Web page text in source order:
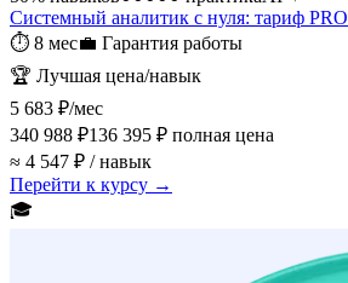
Системный аналитик с нуля: тариф PRO
⏱ 8 мес💼 Гарантия работы
🏆 Лучшая цена/навык
5 683 ₽/мес
340 988 ₽136 395 ₽ полная цена
≈ 4 547 ₽ / навык
Перейти к курсу →
🎓